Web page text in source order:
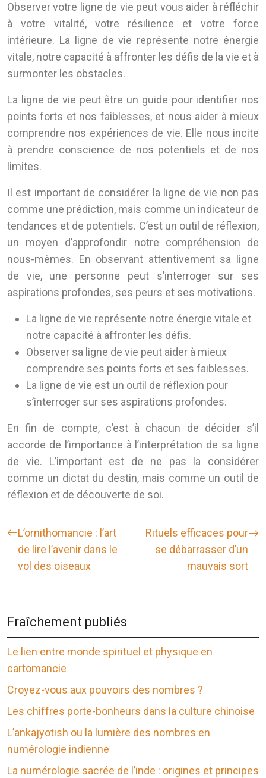
Observer votre ligne de vie peut vous aider à réfléchir
à votre vitalité, votre résilience et votre force
intérieure. La ligne de vie représente notre énergie
vitale, notre capacité à affronter les défis de la vie et à
surmonter les obstacles.
La ligne de vie peut être un guide pour identifier nos
points forts et nos faiblesses, et nous aider à mieux
comprendre nos expériences de vie. Elle nous incite
à prendre conscience de nos potentiels et de nos
limites.
Il est important de considérer la ligne de vie non pas
comme une prédiction, mais comme un indicateur de
tendances et de potentiels. C’est un outil de réflexion,
un moyen d’approfondir notre compréhension de
nous-mêmes. En observant attentivement sa ligne
de vie, une personne peut s’interroger sur ses
aspirations profondes, ses peurs et ses motivations.
La ligne de vie représente notre énergie vitale et
notre capacité à affronter les défis.
Observer sa ligne de vie peut aider à mieux
comprendre ses points forts et ses faiblesses.
La ligne de vie est un outil de réflexion pour
s’interroger sur ses aspirations profondes.
En fin de compte, c’est à chacun de décider s’il
accorde de l’importance à l’interprétation de sa ligne
de vie. L’important est de ne pas la considérer
comme un dictat du destin, mais comme un outil de
réflexion et de découverte de soi.
L’ornithomancie : l’art
de lire l’avenir dans le
vol des oiseaux
Rituels efficaces pour
se débarrasser d’un
mauvais sort
Fraîchement publiés
Le lien entre monde spirituel et physique en
cartomancie
Croyez-vous aux pouvoirs des nombres ?
Les chiffres porte-bonheurs dans la culture chinoise
L’ankajyotish ou la lumière des nombres en
numérologie indienne
La numérologie sacrée de l’inde : origines et principes